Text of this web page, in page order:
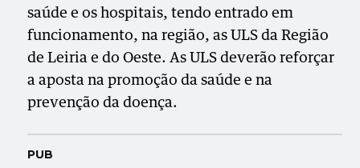
saúde e os hospitais, tendo entrado em
funcionamento, na região, as ULS da Região
de Leiria e do Oeste. As ULS deverão reforçar
a aposta na promoção da saúde e na
prevenção da doença.
PUB